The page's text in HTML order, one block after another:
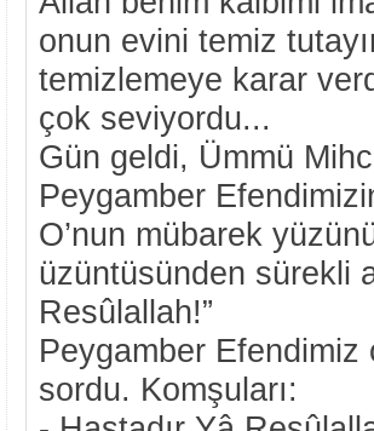
onun evini temiz
temizlemeye karar
çok seviyordu...
Gün geldi, Ümmü
Peygamber
O’nun mübarek
üzüntüsünden sürekli
Resûlallah!”
Peygamber
sordu. Komşuları: